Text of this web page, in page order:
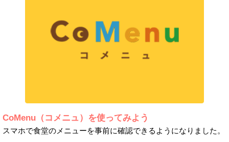
CoMenu（コメニュ）を使ってみよう
スマホで食堂のメニューを事前に確認できるようになりました。